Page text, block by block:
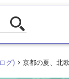
グ) 京都の夏、北